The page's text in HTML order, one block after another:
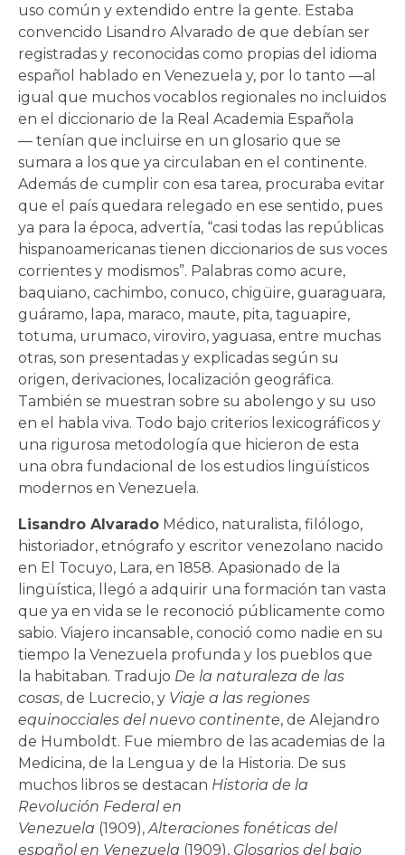
uso común y extendido entre la gente. Estaba
convencido Lisandro Alvarado de que debían ser
registradas y reconocidas como propias del idioma
español hablado en Venezuela y, por lo tanto —al
igual que muchos vocablos regionales no incluidos
en el diccionario de la Real Academia Española
— tenían que incluirse en un glosario que se
sumara a los que ya circulaban en el continente.
Además de cumplir con esa tarea, procuraba evitar
que el país quedara relegado en ese sentido, pues
ya para la época, advertía, “casi todas las repúblicas
hispanoamericanas tienen diccionarios de sus voces
corrientes y modismos”. Palabras como acure,
baquiano, cachimbo, conuco, chigüire, guaraguara,
guáramo, lapa, maraco, maute, pita, taguapire,
totuma, urumaco, viroviro, yaguasa, entre muchas
otras, son presentadas y explicadas según su
origen, derivaciones, localización geográfica.
También se muestran sobre su abolengo y su uso
en el habla viva. Todo bajo criterios lexicográficos y
una rigurosa metodología que hicieron de esta
una obra fundacional de los estudios lingüísticos
modernos en Venezuela.
Lisandro Alvarado Médico, naturalista, filólogo,
historiador, etnógrafo y escritor venezolano nacido
en El Tocuyo, Lara, en 1858. Apasionado de la
lingüística, llegó a adquirir una formación tan vasta
que ya en vida se le reconoció públicamente como
sabio. Viajero incansable, conoció como nadie en su
tiempo la Venezuela profunda y los pueblos que
la habitaban. Tradujo De la naturaleza de las
cosas, de Lucrecio, y Viaje a las regiones
equinocciales del nuevo continente, de Alejandro
de Humboldt. Fue miembro de las academias de la
Medicina, de la Lengua y de la Historia. De sus
muchos libros se destacan Historia de la
Revolución Federal en
Venezuela (1909), Alteraciones fonéticas del
español en Venezuela (1909), Glosarios del bajo